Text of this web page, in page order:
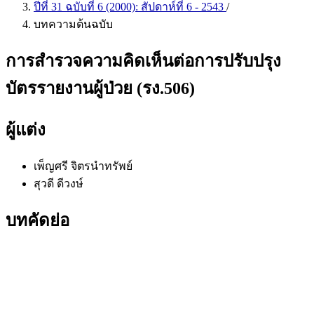
ปีที่ 31 ฉบับที่ 6 (2000): สัปดาห์ที่ 6 - 2543 /
บทความต้นฉบับ
การสำรวจความคิดเห็นต่อการปรับปรุง
บัตรรายงานผู้ป่วย (รง.506)
ผู้แต่ง
เพ็ญศรี จิตรนำทรัพย์
สุวดี ดีวงษ์
บทคัดย่อ